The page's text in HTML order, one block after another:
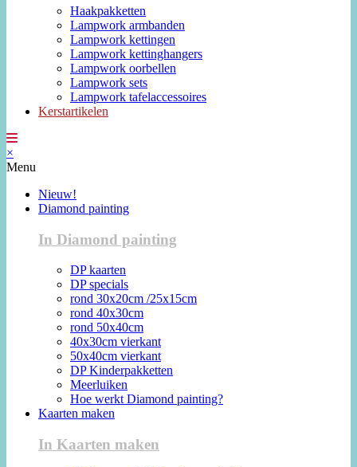
Haakpakketten
Lampwork armbanden
Lampwork kettingen
Lampwork kettinghangers
Lampwork oorbellen
Lampwork sets
Lampwork tafelaccessoires
Kerstartikelen
×
Menu
Nieuw!
Diamond painting
In Diamond painting
DP kaarten
DP specials
rond 30x20cm /25x15cm
rond 40x30cm
rond 50x40cm
40x30cm vierkant
50x40cm vierkant
DP Kinderpakketten
Meerluiken
Hoe werkt Diamond painting?
Kaarten maken
In Kaarten maken